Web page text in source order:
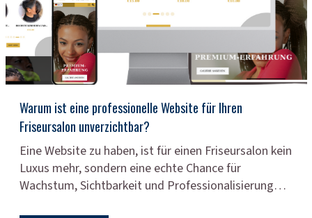
Warum ist eine professionelle Website für Ihren
Friseursalon unverzichtbar?
Eine Website zu haben, ist für einen Friseursalon kein
Luxus mehr, sondern eine echte Chance für
Wachstum, Sichtbarkeit und Professionalisierung…